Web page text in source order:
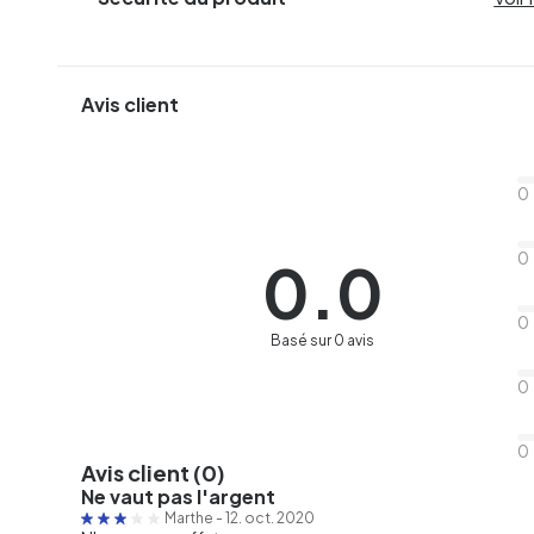
Avis client
0.0
Basé sur 0 avis
0
0
0
0
0
Avis client (0)
Ne vaut pas l'argent
Marthe - 12. oct. 2020